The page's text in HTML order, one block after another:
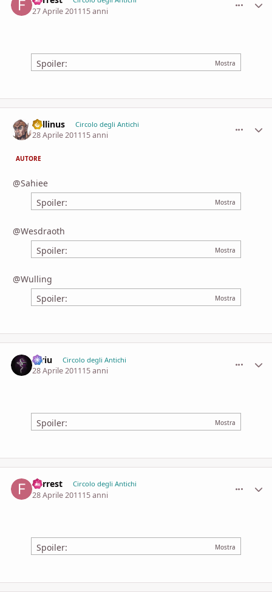
27 Aprile 201115 anni
Spoiler:
Lollinus Circolo degli Antichi
28 Aprile 201115 anni
AUTORE
@Sahiee
Spoiler:
@Wesdraoth
Spoiler:
@Wulling
Spoiler:
Idriu Circolo degli Antichi
28 Aprile 201115 anni
Spoiler:
Forrest Circolo degli Antichi
28 Aprile 201115 anni
Spoiler: